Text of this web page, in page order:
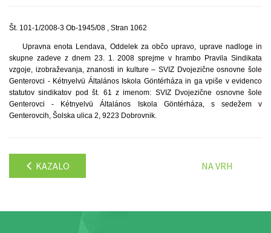
Št. 101-1/2008-3 Ob-1945/08 , Stran 1062
Upravna enota Lendava, Oddelek za občo upravo, uprave nadloge in
skupne zadeve z dnem 23. 1. 2008 sprejme v hrambo Pravila Sindikata
vzgoje, izobraževanja, znanosti in kulture – SVIZ Dvojezične osnovne šole
Genterovci - Kétnyelvü Általános Iskola Göntérháza in ga vpiše v evidenco
statutov sindikatov pod št. 61 z imenom: SVIZ Dvojezične osnovne šole
Genterovci - Kétnyelvü Általános Iskola Göntérháza, s sedežem v
Genterovcih, Šolska ulica 2, 9223 Dobrovnik.
KAZALO NA VRH